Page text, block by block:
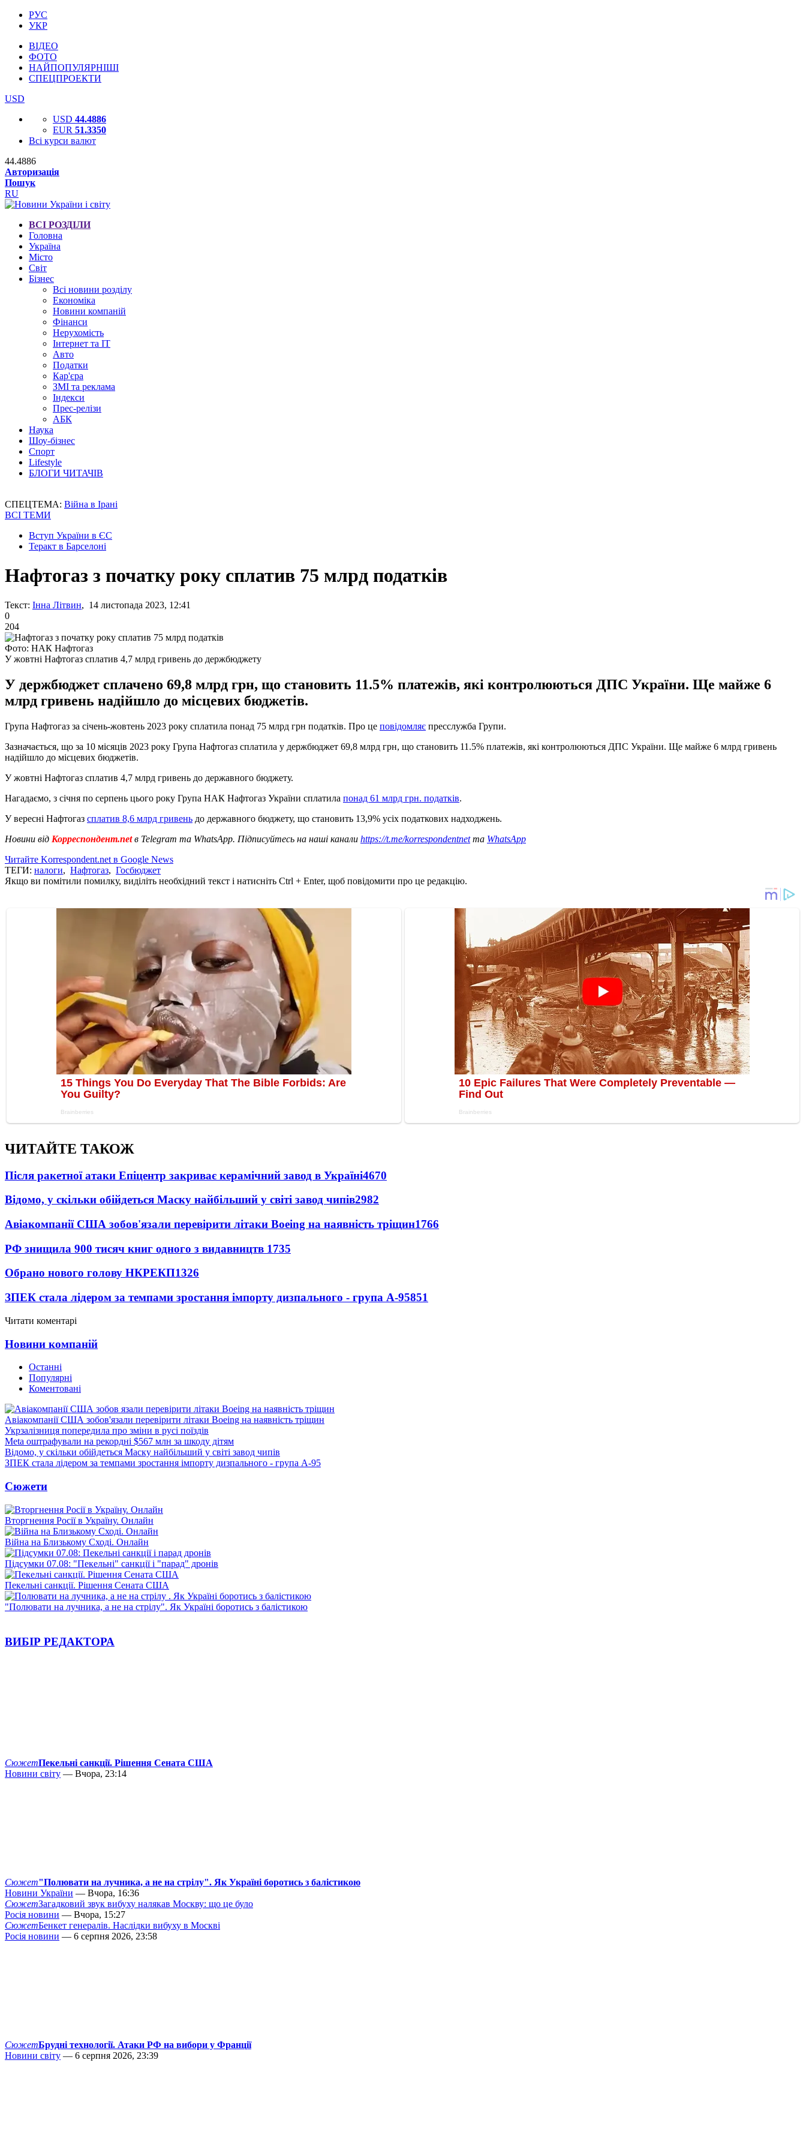
РУС
УКР
ВІДЕО
ФОТО
НАЙПОПУЛЯРНІШІ
СПЕЦПРОЕКТИ
USD
USD 44.4886
EUR 51.3350
Всі курси валют
44.4886
Авторизація
Пошук
RU
ВСІ РОЗДІЛИ
Головна
Україна
Місто
Світ
Бізнес
Всі новини розділу
Економіка
Новини компаній
Фінанси
Нерухомість
Інтернет та IT
Авто
Податки
Кар'єра
ЗМІ та реклама
Індекси
Прес-релізи
АБК
Наука
Шоу-бізнес
Спорт
Lifestyle
БЛОГИ ЧИТАЧІВ
СПЕЦТЕМА: Війна в Ірані
ВСІ ТЕМИ
Вступ України в ЄС
Теракт в Барселоні
Нафтогаз з початку року сплатив 75 млрд податків
Текст: Інна Літвин, 14 листопада 2023, 12:41
0
204
Фото: НАК Нафтогаз
У жовтні Нафтогаз сплатив 4,7 млрд гривень до держбюджету
У держбюджет сплачено 69,8 млрд грн, що становить 11.5% платежів, які контролюються ДПС України. Ще майже 6
млрд гривень надійшло до місцевих бюджетів.
Група Нафтогаз за січень-жовтень 2023 року сплатила понад 75 млрд грн податків. Про це повідомляє пресслужба Групи.
Зазначається, що за 10 місяців 2023 року Група Нафтогаз сплатила у держбюджет 69,8 млрд грн, що становить 11.5% платежів, які контролюються ДПС України. Ще майже 6 млрд гривень
надійшло до місцевих бюджетів.
У жовтні Нафтогаз сплатив 4,7 млрд гривень до державного бюджету.
Нагадаємо, з січня по серпень цього року Група НАК Нафтогаз України сплатила понад 61 млрд грн. податків.
У вересні Нафтогаз сплатив 8,6 млрд гривень до державного бюджету, що становить 13,9% усіх податкових надходжень.
Новини від Корреспондент.netв Telegram та WhatsApp. Підписуйтесь на наші канали https://t.me/korrespondentnetта WhatsApp
Читайте Korrespondent.net в Google News
ТЕГИ: налоги, Нафтогаз, Госбюджет
Якщо ви помітили помилку, виділіть необхідний текст і натисніть Ctrl + Enter, щоб повідомити про це редакцію.
ЧИТАЙТЕ ТАКОЖ
Після ракетної атаки Епіцентр закриває керамічний завод в Україні4670
Відомо, у скільки обійдеться Маску найбільший у світі завод чипів2982
Авіакомпанії США зобов'язали перевірити літаки Boeing на наявність тріщин1766
РФ знищила 900 тисяч книг одного з видавництв 1735
Обрано нового голову НКРЕКП1326
ЗПЕК стала лідером за темпами зростання імпорту дизпального - група А-95851
Читати коментарі
Новини компаній
Останні
Популярні
Коментовані
Авіакомпанії США зобов'язали перевірити літаки Boeing на наявність тріщин
Укрзалізниця попередила про зміни в русі поїздів
Meta оштрафували на рекордні $567 млн за шкоду дітям
Відомо, у скільки обійдеться Маску найбільший у світі завод чипів
ЗПЕК стала лідером за темпами зростання імпорту дизпального - група А-95
Сюжети
Вторгнення Росії в Україну. Онлайн
Війна на Близькому Сході. Онлайн
Підсумки 07.08: "Пекельні" санкції і "парад" дронів
Пекельні санкції. Рішення Сената США
"Полювати на лучника, а не на стрілу". Як Україні боротись з балістикою
ВИБІР РЕДАКТОРА
СюжетПекельні санкції. Рішення Сената США
Новини світу — Вчора, 23:14
Сюжет"Полювати на лучника, а не на стрілу". Як Україні боротись з балістикою
Новини України — Вчора, 16:36
СюжетЗагадковий звук вибуху налякав Москву: що це було
Росія новини — Вчора, 15:27
СюжетБенкет генералів. Наслідки вибуху в Москві
Росія новини — 6 серпня 2026, 23:58
СюжетБрудні технології. Атаки РФ на вибори у Франції
Новини світу — 6 серпня 2026, 23:39